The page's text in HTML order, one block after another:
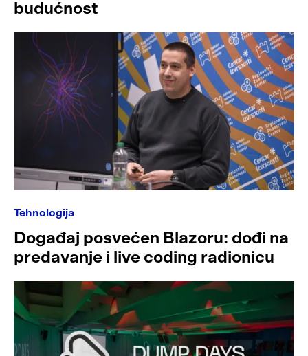
budućnost
Tehnologija
Događaj posvećen Blazoru: dođi na
predavanje i live coding radionicu